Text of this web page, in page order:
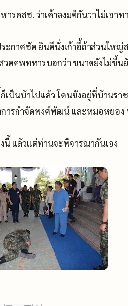
ารคสช. ว่าเค้าลงมติกันว่าไม่เอ
ะกาศชัด ยินดีนั่งเก้าอี้ถ้าส่วนให
วดศพทหารบอกว่า ขนาดยังไม่ขึ้
เป็นบ้าไปแล้ว โดนขังอยู่ที่บ้านราช
การกำจัดพงศ์พัฒน์ และหมอหยอง
นี้ แล้วแต่ท่านจะพิจารณากันเอง